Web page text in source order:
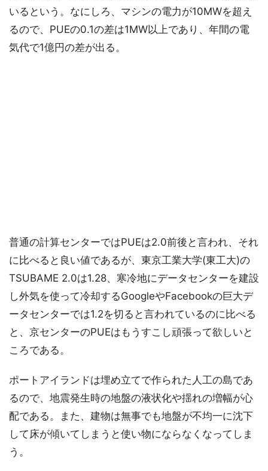
いるという。なにしろ、マシンの電力が10MWを超え
るので、PUEの0.1の差は1MW以上であり、年間の電
気代で1億円の差が出る。
普通の計算センターではPUEは2.0前後と言われ、それ
に比べると良い値であるが、東京工業大学(東工大)の
TSUBAME 2.0は1.28、寒冷地にデータセンターを建設
し外気を使って冷却するGoogleやFacebookの巨大デ
ータセンターでは1.2を切ると言われているのに比べる
と、京センターのPUEはもうすこし頑張って欲しいと
ころである。
ポートアイランドは埋め立てで作られた人工の島であ
るので、地震発生時の地盤の液状化や揺れの増幅が心
配である。また、建物は無事でも地盤が不均一に沈下
して床が傾いてしまうと使い物にならなくなってしま
う。